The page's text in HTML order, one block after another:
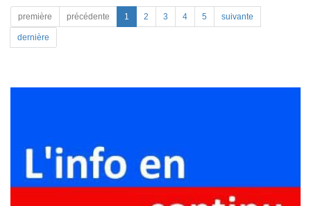
première précédente 1 2 3 4 5 suivante
dernière